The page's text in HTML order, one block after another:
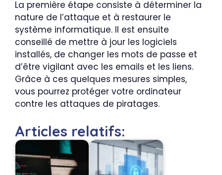
La première étape consiste à déterminer la
nature de l’attaque et à restaurer le
système informatique. Il est ensuite
conseillé de mettre à jour les logiciels
installés, de changer les mots de passe et
d’être vigilant avec les emails et les liens.
Grâce à ces quelques mesures simples,
vous pourrez protéger votre ordinateur
contre les attaques de piratages.
Articles relatifs: